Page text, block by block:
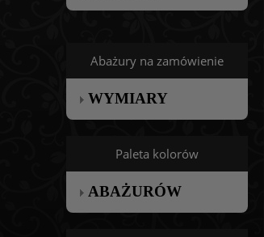
Abażury na zamówienie
WYMIARY
Paleta kolorów
ABAŻURÓW